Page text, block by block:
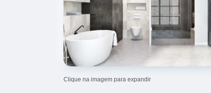
Clique na imagem para expandir